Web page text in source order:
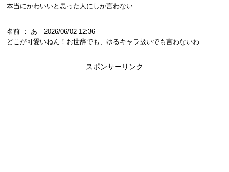
本当にかわいいと思った人にしか言わない
名前 ： あ 2026/06/02 12:36
どこが可愛いねん！お世辞でも、ゆるキャラ扱いでも言わないわ
スポンサーリンク